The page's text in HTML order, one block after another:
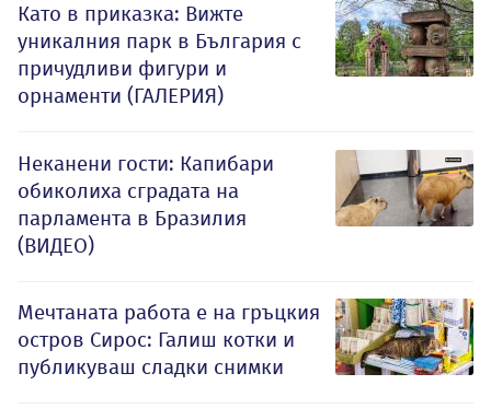
Като в приказка: Вижте
уникалния парк в България с
причудливи фигури и
орнаменти (ГАЛЕРИЯ)
Неканени гости: Капибари
обиколиха сградата на
парламента в Бразилия
(ВИДЕО)
Мечтаната работа е на гръцкия
остров Сирос: Галиш котки и
публикуваш сладки снимки